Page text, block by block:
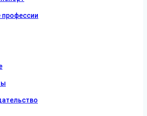
профессии